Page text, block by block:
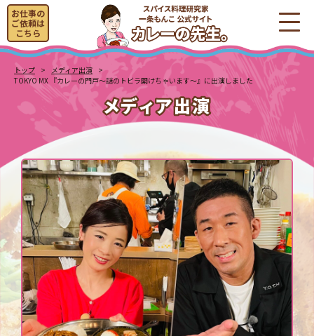
お仕事の
ご依頼は
こちら
トップ
メディア出演
TOKYO MX 『カレーの門戸～謎のトビラ開けちゃいます～』に出演しました